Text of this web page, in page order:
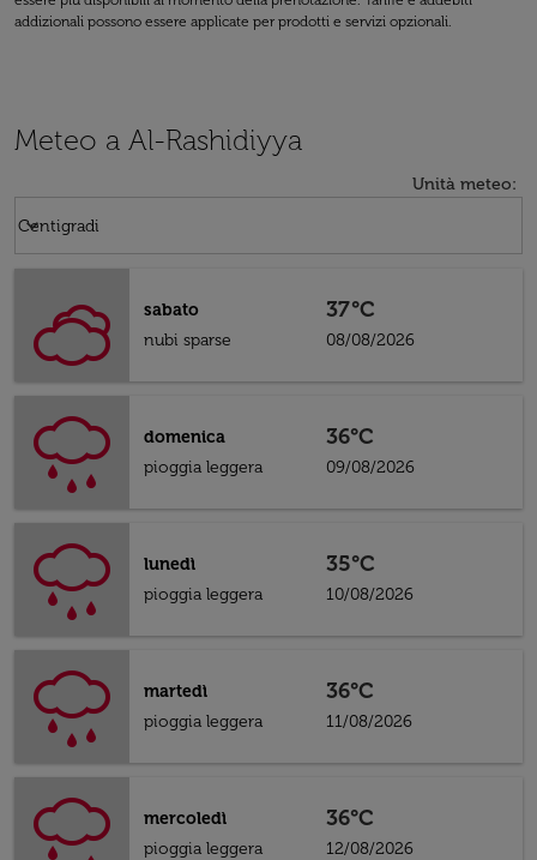
addizionali possono essere applicate per prodotti e servizi opzionali.
Meteo a Al-Rashidiyya
Unità meteo:
Centigradi
keyboard_arrow_down
sabato
nubi sparse
37°C
08/08/2026
domenica
pioggia leggera
36°C
09/08/2026
lunedì
pioggia leggera
35°C
10/08/2026
martedì
pioggia leggera
36°C
11/08/2026
mercoledì
pioggia leggera
36°C
12/08/2026